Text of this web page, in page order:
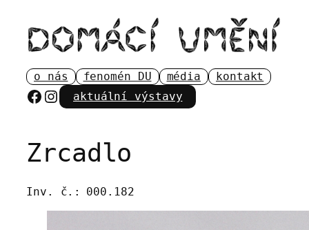
obsah
o nás fenomén DU média kontakt
Facebook
Instagram
aktuální výstavy
Zrcadlo
Inv. č.: 000.182